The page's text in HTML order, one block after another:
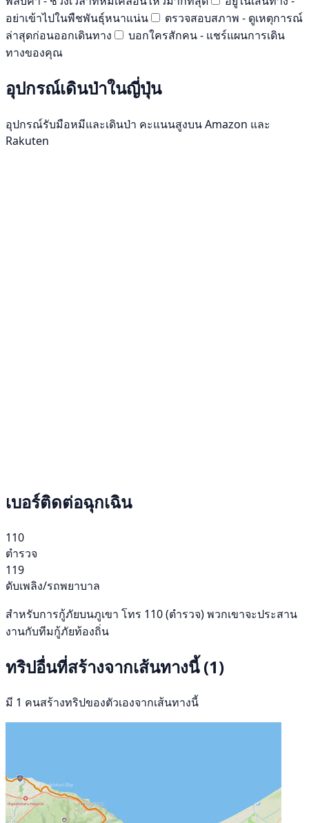
อย่าเข้าไปในพืชพันธุ์หนาแน่น
ตรวจสอบสภาพ - ดูเหตุการณ์
ล่าสุดก่อนออกเดินทาง
บอกใครสักคน - แชร์แผนการเดิน
ทางของคุณ
อุปกรณ์เดินป่าในญี่ปุ่น
อุปกรณ์รับมือหมีและเดินป่า คะแนนสูงบน Amazon และ
Rakuten
เบอร์ติดต่อฉุกเฉิน
110
ตำรวจ
119
ดับเพลิง/รถพยาบาล
สำหรับการกู้ภัยบนภูเขา โทร 110 (ตำรวจ) พวกเขาจะประสาน
งานกับทีมกู้ภัยท้องถิ่น
ทริปอื่นที่สร้างจากเส้นทางนี้(1)
มี 1 คนสร้างทริปของตัวเองจากเส้นทางนี้